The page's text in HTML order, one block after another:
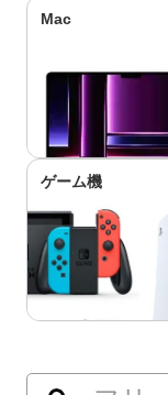
Mac
ゲーム機